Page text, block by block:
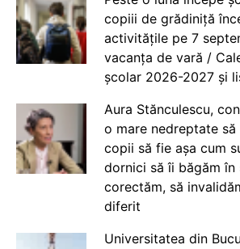
copiii de grădiniță
activitățile pe 7
vacanța de vară /
școlar 2026-2027 și
Aura Stănculescu,
o mare nedreptate să
copii să fie așa cum
dornici să îi băgăm în
corectăm, să
diferit
Universitatea din